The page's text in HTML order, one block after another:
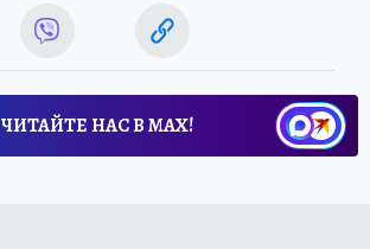
ЧИТАЙТЕ НАС В МАХ!